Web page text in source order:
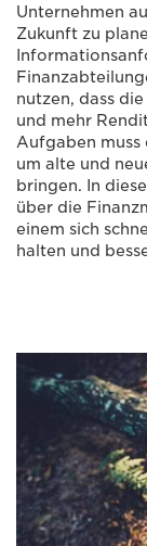
Unternehmen
Zukunft zu
nutzen, dass
und mehr
Aufgaben
um alte und
bringen. In
über die
einem sich
halten und